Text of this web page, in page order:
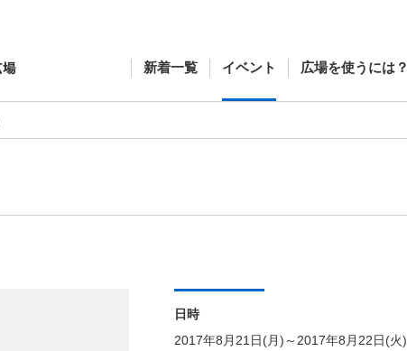
新着一覧 イベント 広場を使うには？
日時
2017年8月21日(月)～2017年8月22日(火)